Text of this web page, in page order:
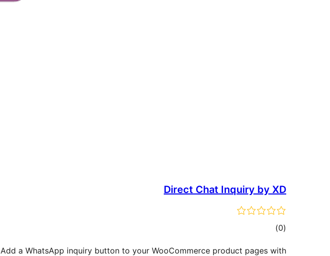
Direct Chat Inquiry by XD
(0 דרוגים)
Add a WhatsApp inquiry button to your WooCommerce product pages with